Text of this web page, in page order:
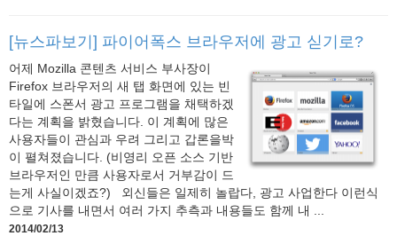
[뉴스파보기] 파이어폭스 브라우저에 광고 싣기로?
어제 Mozilla 콘텐츠 서비스 부사장이
Firefox 브라우저의 새 탭 화면에 있는 빈
타일에 스폰서 광고 프로그램을 채택하겠
다는 계획을 밝혔습니다. 이 계획에 많은
사용자들이 관심과 우려 그리고 갑론을박
이 펼쳐졌습니다. (비영리 오픈 소스 기반
브라우저인 만큼 사용자로서 거부감이 드
는게 사실이겠죠?) 외신들은 일제히 놀랍다, 광고 사업한다 이런식
으로 기사를 내면서 여러 가지 추측과 내용들도 함께 내 ...
2014/02/13